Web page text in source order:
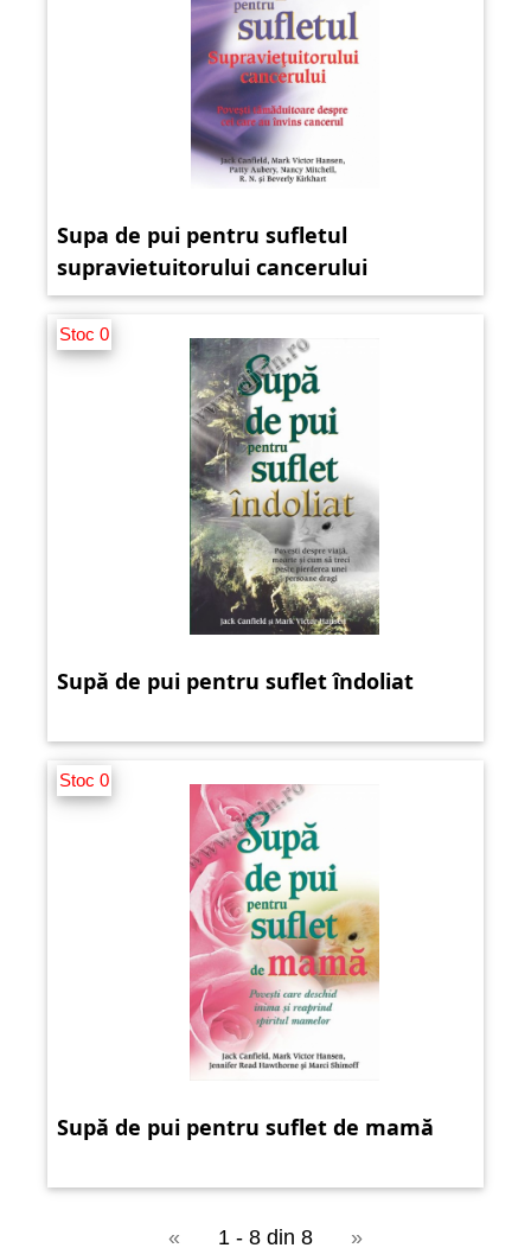
Supa de pui pentru sufletul
supravietuitorului cancerului
Stoc 0
Supă de pui pentru suflet îndoliat
Stoc 0
Supă de pui pentru suflet de mamă
« 1 - 8 din 8 »